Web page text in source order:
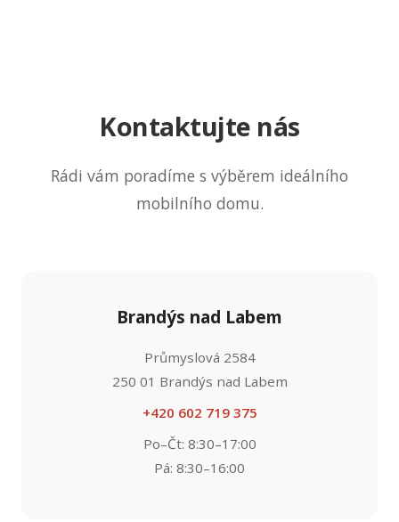
Kontaktujte nás
Rádi vám poradíme s výběrem ideálního
mobilního domu.
Brandýs nad Labem
Průmyslová 2584
250 01 Brandýs nad Labem
+420 602 719 375
Po–Čt: 8:30–17:00
Pá: 8:30–16:00